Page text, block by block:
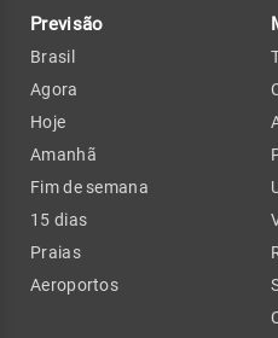
Previsão
Brasil
Agora
Hoje
Amanhã
Fim de semana
15 dias
Praias
Aeroportos